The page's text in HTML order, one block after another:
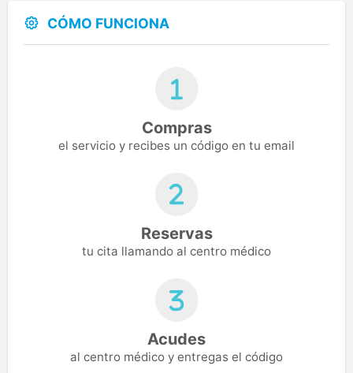
CÓMO FUNCIONA
Compras
el servicio y recibes un código en tu email
Reservas
tu cita llamando al centro médico
Acudes
al centro médico y entregas el código